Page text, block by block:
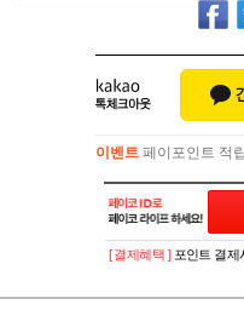
이벤트 페이포인트 적
이벤트페이포인트 적
[ 결제혜택 ] 포인트 결제